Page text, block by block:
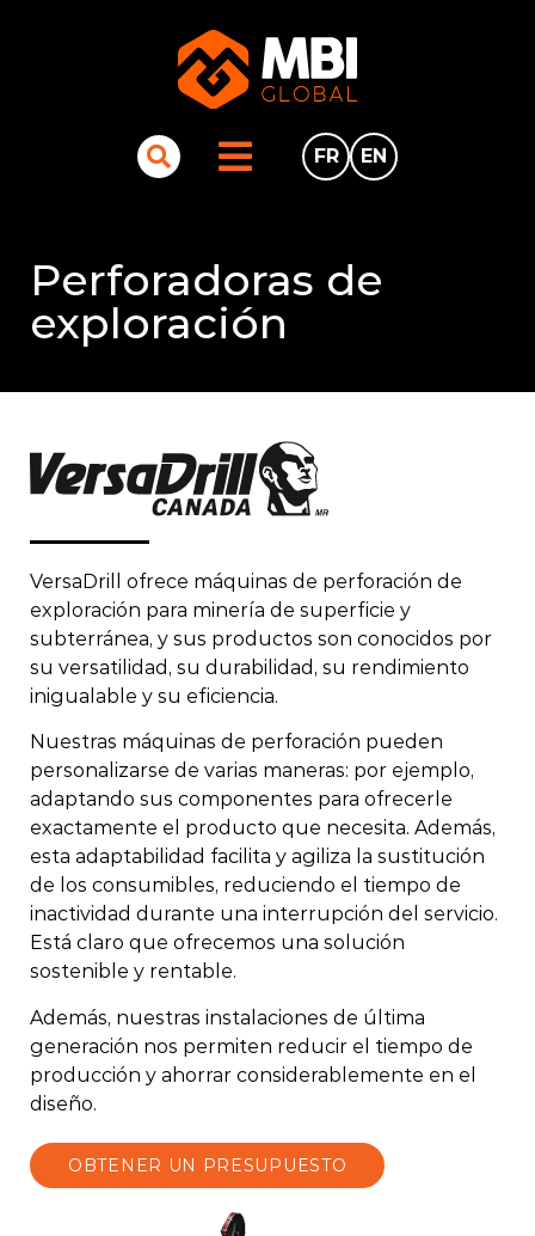
FR EN
Perforadoras de
exploración
VersaDrill ofrece máquinas de perforación de
exploración para minería de superficie y
subterránea, y sus productos son conocidos por
su versatilidad, su durabilidad, su rendimiento
inigualable y su eficiencia.
Nuestras máquinas de perforación pueden
personalizarse de varias maneras: por ejemplo,
adaptando sus componentes para ofrecerle
exactamente el producto que necesita. Además,
esta adaptabilidad facilita y agiliza la sustitución
de los consumibles, reduciendo el tiempo de
inactividad durante una interrupción del servicio.
Está claro que ofrecemos una solución
sostenible y rentable.
Además, nuestras instalaciones de última
generación nos permiten reducir el tiempo de
producción y ahorrar considerablemente en el
diseño.
OBTENER UN PRESUPUESTO